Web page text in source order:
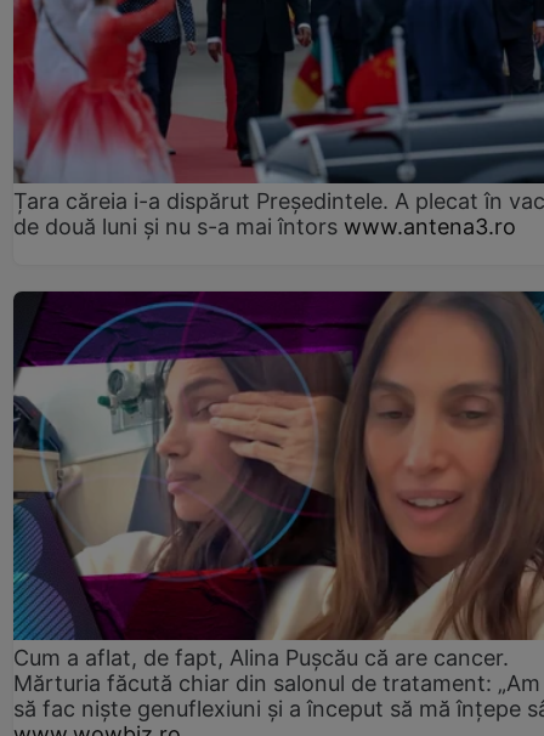
Țara căreia i-a dispărut Președintele. A plecat în
de două luni și nu s-a mai întors www.antena3.ro
Cum a aflat, de fapt, Alina Pușcău că are cancer.
Mărturia făcută chiar din salonul de tratament:
să fac niște genuflexiuni și a început să mă înțepe